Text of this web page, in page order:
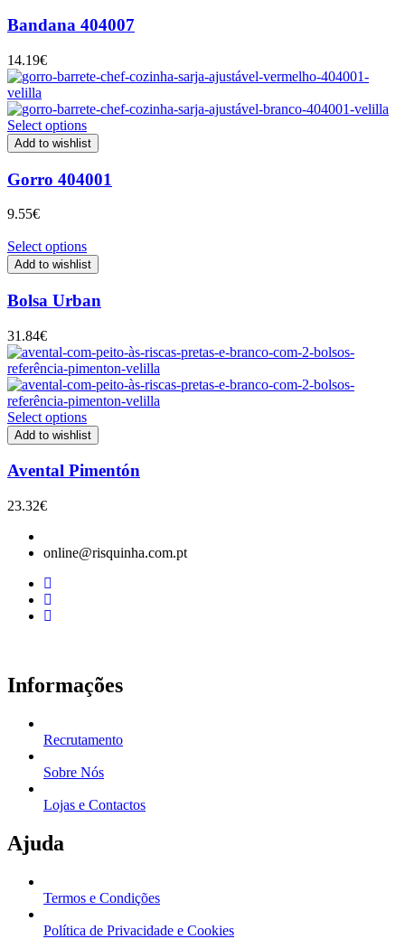
Bandana 404007
14.19€
Select options
Add to wishlist
Gorro 404001
9.55€
Select options
Add to wishlist
Bolsa Urban
31.84€
Select options
Add to wishlist
Avental Pimentón
23.32€
online@risquinha.com.pt
Informações
Recrutamento
Sobre Nós
Lojas e Contactos
Ajuda
Termos e Condições
Política de Privacidade e Cookies